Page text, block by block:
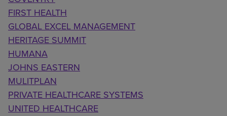
FIRST HEALTH
GLOBAL EXCEL MANAGEMENT
HERITAGE SUMMIT
HUMANA
JOHNS EASTERN
MULITPLAN
PRIVATE HEALTHCARE SYSTEMS
UNITED HEALTHCARE